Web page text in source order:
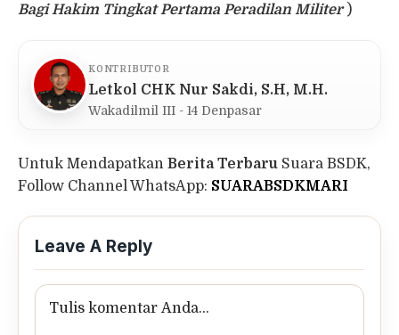
Bagi Hakim Tingkat Pertama Peradilan Militer )
KONTRIBUTOR
Letkol CHK Nur Sakdi, S.H, M.H.
Wakadilmil III - 14 Denpasar
Untuk Mendapatkan Berita Terbaru Suara BSDK,
Follow Channel WhatsApp: SUARABSDKMARI
Leave A Reply